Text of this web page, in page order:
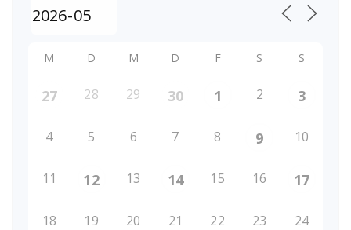
M D M D F S S
27 28 29 30 1 2 3
4 5 6 7 8 9 10
11 12 13 14 15 16 17
18 19 20 21 22 23 24